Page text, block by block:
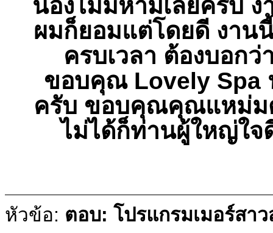
น้องไม่มีห้ามเลยครับ
ผมก็ยอมแต่โดยดี งาน
ครบเวลา ต้องบอกว่
ขอบคุณ Lovely Spa
ครับ ขอบคุณคุณแหม่ม
ไม่ได้ก็ท่านผู้ใหญ่ใ
หัวข้อ: ตอบ: โปรแกรมเมอร์สา